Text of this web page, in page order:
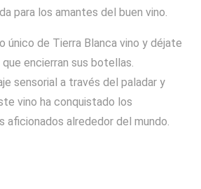
para los amantes del buen vino.
único de Tierra Blanca vino y déjate
encierran sus botellas.
sensorial a través del paladar y
vino ha conquistado los
aficionados alrededor del mundo.